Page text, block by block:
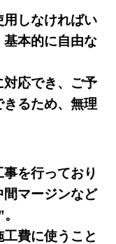
用しなければい
本的に自由な
応でき、ご予
るため、無理
を行っており
間マージンなど
費に使うこと